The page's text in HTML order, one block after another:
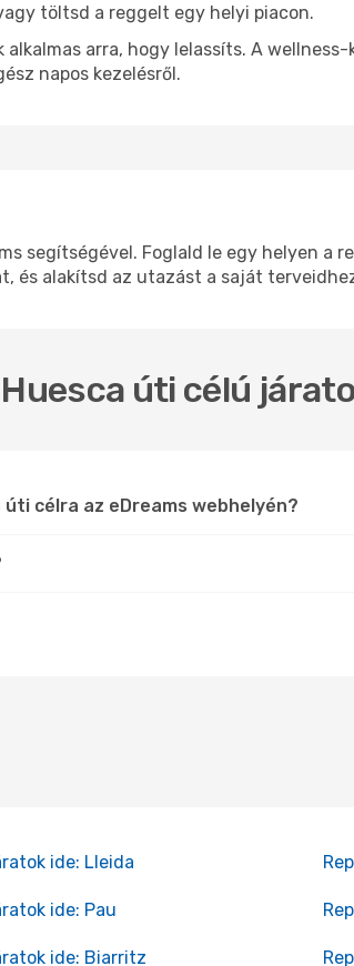
töltsd a reggelt egy helyi piacon.
alkalmas arra, hogy lelassíts. A
napos kezelésről.
segítségével. Foglald le egy helyen a
és alakítsd az utazást a saját
úti célú
célra az eDreams webhelyén?
ide: Lleida
ide: Pau
ide: Biarritz